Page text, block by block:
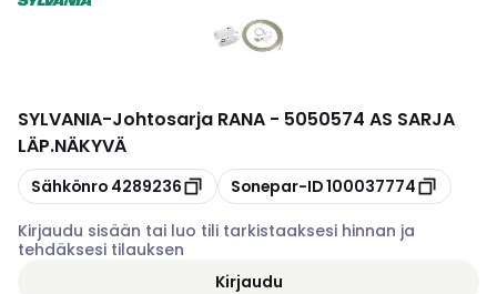
SYLVANIA-Johtosarja RANA - 5050574 AS SARJA
LÄP.NÄKYVÄ
Kopioi
Sähkönro 4289236 Kopioi
Sonepar-ID100037774
Kirjaudu sisään tai luo tili tarkistaaksesi hinnan ja
tehdäksesi tilauksen
Kirjaudu